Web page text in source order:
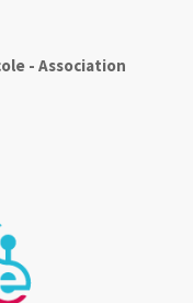
- Association